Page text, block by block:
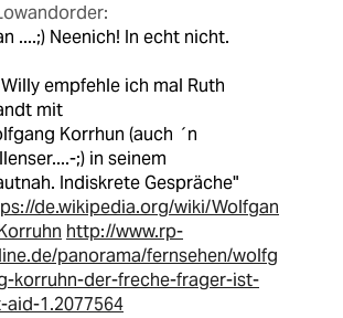
....;) Neenich! In echt nicht.
empfehle ich mal Ruth
mit
Korrhun (auch ´n
;) in seinem
Indiskrete Gespräche"
de.wikipedia.org/wiki/Wolfgan
http://www.rp-
panorama/fernsehen/wolfg
korruhn-der-freche-frager-ist-
1.2077564